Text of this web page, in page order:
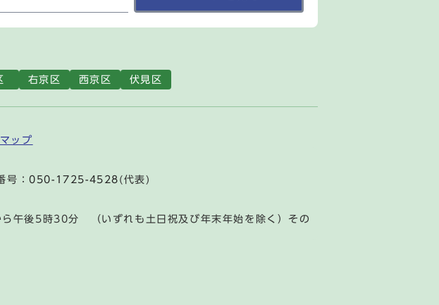
右京区 西京区 伏見区
ップ
号：050-1725-4528 (代表)
午後5時30分 （いずれも土日祝及び年末年始を除く）その